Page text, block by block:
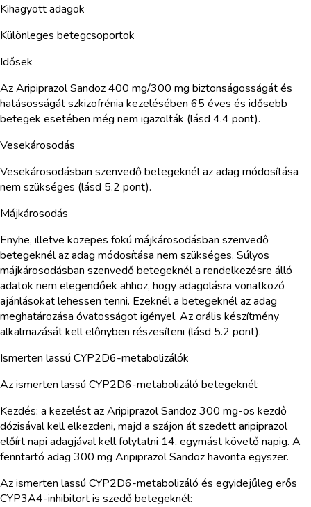
Kihagyott adagok
Különleges betegcsoportok
Idősek
Az Aripiprazol Sandoz 400 mg/300 mg biztonságosságát és
hatásosságát szkizofrénia kezelésében 65 éves és idősebb
betegek esetében még nem igazolták (lásd 4.4 pont).
Vesekárosodás
Vesekárosodásban szenvedő betegeknél az adag módosítása
nem szükséges (lásd 5.2 pont).
Májkárosodás
Enyhe, illetve közepes fokú májkárosodásban szenvedő
betegeknél az adag módosítása nem szükséges. Súlyos
májkárosodásban szenvedő betegeknél a rendelkezésre álló
adatok nem elegendőek ahhoz, hogy adagolásra vonatkozó
ajánlásokat lehessen tenni. Ezeknél a betegeknél az adag
meghatározása óvatosságot igényel. Az orális készítmény
alkalmazását kell előnyben részesíteni (lásd 5.2 pont).
Ismerten lassú CYP2D6-metabolizálók
Az ismerten lassú CYP2D6-metabolizáló betegeknél:
Kezdés: a kezelést az Aripiprazol Sandoz 300 mg-os kezdő
dózisával kell elkezdeni, majd a szájon át szedett aripiprazol
előírt napi adagjával kell folytatni 14, egymást követő napig. A
fenntartó adag 300 mg Aripiprazol Sandoz havonta egyszer.
Az ismerten lassú CYP2D6-metabolizáló és egyidejűleg erős
CYP3A4-inhibitort is szedő betegeknél: